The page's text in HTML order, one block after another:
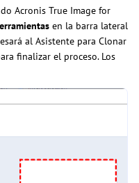
Acronis True Image for
en la barra lateral
al Asistente para Clonar
finalizar el proceso. Los